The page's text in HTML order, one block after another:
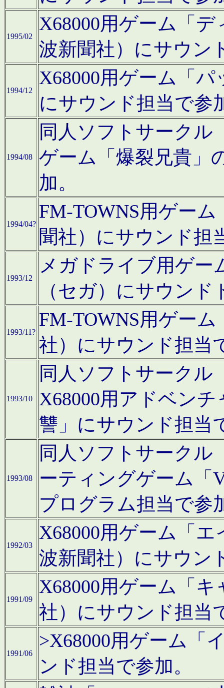
1995/02
X68000用ゲーム「
波新聞社）にサウン
1994/12
X68000用ゲーム「
にサウンド担当で参
1994/08
同人ソフトサークル
ゲーム「爆裂兄貴」
加。
1994/04?
FM-TOWNS用ゲー
聞社）にサウンド担
1993/12
メガドライブ用ゲー
（セガ）にサウン
1993/11?
FM-TOWNS用ゲー
社）にサウンド担当
1993/10
同人ソフトサークル
X68000用アドベン
讐」にサウンド担当
1993/08
同人ソフトサークル
ーティングゲーム「
プログラム担当で参
1992/03
X68000用ゲーム「
波新聞社）にサウン
1991/09
X68000用ゲーム「
社）にサウンド担当
1991/06
>X68000用ゲーム「
ンド担当で参加。